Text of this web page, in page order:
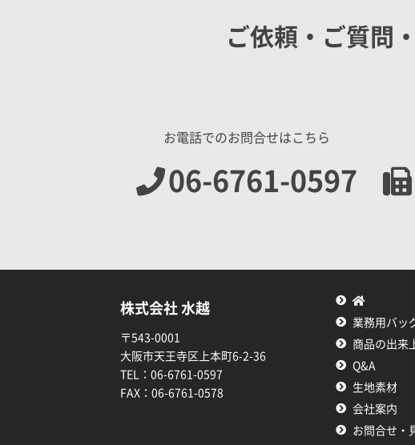
ご依頼・ご質問
お電話でのお問合せはこちら
06-6761-0597
株式会社 水越
〒543-0001
大阪市天王寺区上本町6-2-36
TEL： 06-6761-0597
FAX： 06-6761-0578
業務用バッ
商品の出来
Q&A
生地素材
会社案内
お問合せ・